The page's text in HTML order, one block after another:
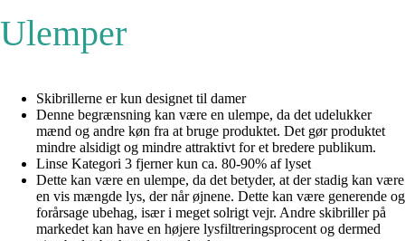
Ulemper
Skibrillerne er kun designet til damer
Denne begrænsning kan være en ulempe, da det udelukker
mænd og andre køn fra at bruge produktet. Det gør produktet
mindre alsidigt og mindre attraktivt for et bredere publikum.
Linse Kategori 3 fjerner kun ca. 80-90% af lyset
Dette kan være en ulempe, da det betyder, at der stadig kan være
en vis mængde lys, der når øjnene. Dette kan være generende og
forårsage ubehag, især i meget solrigt vejr. Andre skibriller på
markedet kan have en højere lysfiltreringsprocent og dermed